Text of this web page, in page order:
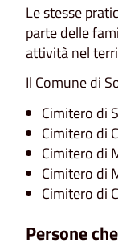
Le stesse
parte delle
attività nel
Il Comune di
Cimitero di
Cimitero di
Cimitero di
Cimitero di
Cimitero di
Persone